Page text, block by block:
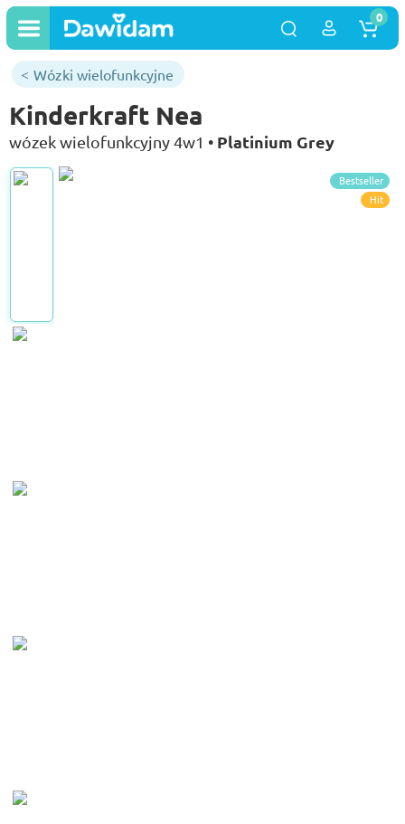
0
Wózki wielofunkcyjne
Kinderkraft Nea
wózek wielofunkcyjny 4w1 • Platinium Grey
Bestseller
Hit